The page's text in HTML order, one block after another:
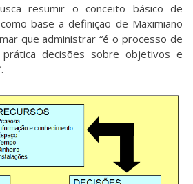
resumir o conceito básico de
base a definição de Maximiano
que administrar “é o processo de
decisões sobre objetivos e